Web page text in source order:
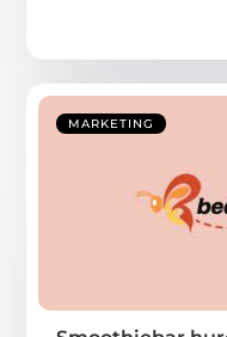
MARKETING